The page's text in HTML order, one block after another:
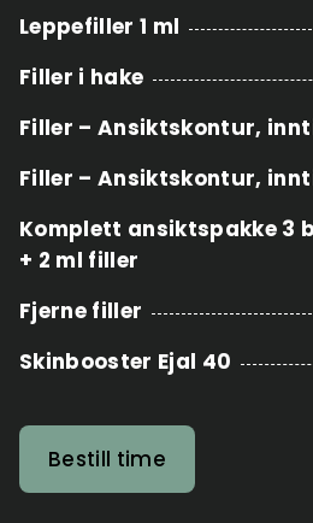
Leppefiller 1 ml
Filler i hake
Filler – Ansiktskontur,
Filler – Ansiktskontur,
Komplett ansiktspakke 3
+ 2 ml filler
Fjerne filler
Skinbooster Ejal 40
Bestill time